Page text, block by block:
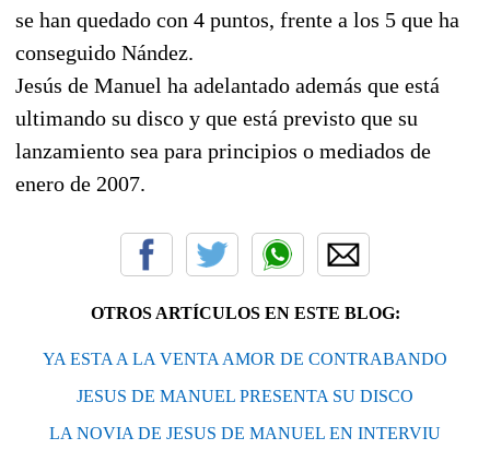
se han quedado con 4 puntos, frente a los 5 que ha
conseguido Nández.
Jesús de Manuel ha adelantado además que está
ultimando su disco y que está previsto que su
lanzamiento sea para principios o mediados de
enero de 2007.
OTROS ARTÍCULOS EN ESTE BLOG:
YA ESTA A LA VENTA AMOR DE CONTRABANDO
JESUS DE MANUEL PRESENTA SU DISCO
LA NOVIA DE JESUS DE MANUEL EN INTERVIU